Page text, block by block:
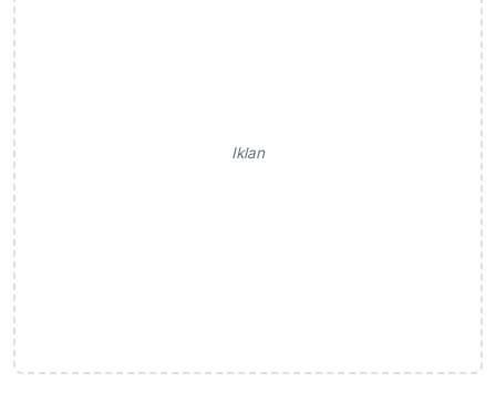
Iklan